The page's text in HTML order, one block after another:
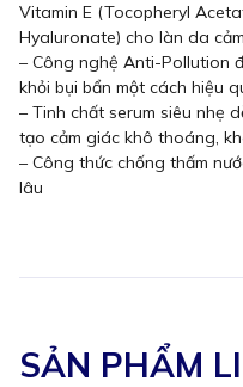
Vitamin E (Tocopheryl
Hyaluronate) cho làn da
– Công nghệ Anti-Pollution
khỏi bụi bẩn một cách hiệu
– Tinh chất serum siêu nhẹ
tạo cảm giác khô thoáng,
– Công thức chống thấm
lâu
SẢN PHẨM